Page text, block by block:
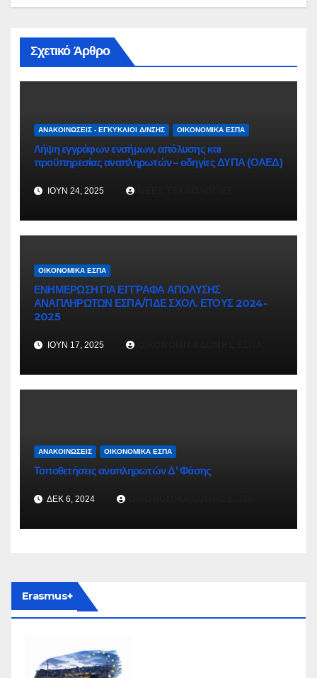
Σχετικό Άρθρο
ΑΝΑΚΟΙΝΏΣΕΙΣ - ΕΓΚΎΚΛΙΟΙ Δ/ΝΣΗΣ ΟΙΚΟΝΟΜΙΚΆ ΕΣΠΑ
Λήψη εγγράφων ενσήμων, απόλυσης και
προϋπηρεσίας αναπληρωτών – οδηγίες ΔΥΠΑ (ΟΑΕΔ)
ΙΟΎΝ 24, 2025
ΟΙΚΟΝΟΜΙΚΆ ΕΣΠΑ
ΕΝΗΜΕΡΩΣΗ ΓΙΑ ΕΓΓΡΑΦΑ ΑΠΟΛΥΣΗΣ
ΑΝΑΠΛΗΡΩΤΩΝ ΕΣΠΑ/ΠΔΕ ΣΧΟΛ. ΕΤΟΥΣ 2024-
2025
ΙΟΎΝ 17, 2025
ΑΝΑΚΟΙΝΏΣΕΙΣ ΟΙΚΟΝΟΜΙΚΆ ΕΣΠΑ
Τοποθετήσεις αναπληρωτών Δ’ Φάσης
ΔΕΚ 6, 2024
Erasmus+